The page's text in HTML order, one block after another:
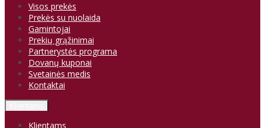
Visos prekės
Prekės su nuolaida
Gamintojai
Prekių grąžinimai
Partnerystės programa
Dovanų kuponai
Svetainės medis
Kontaktai
Klientams